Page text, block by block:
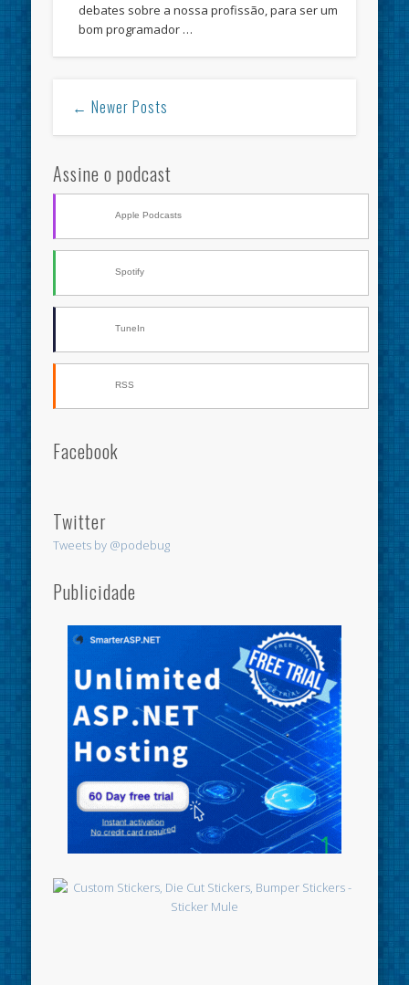
debates sobre a nossa profissão, para ser um
bom programador …
← Newer Posts
Assine o podcast
Apple Podcasts
Spotify
TuneIn
RSS
Facebook
Twitter
Tweets by @podebug
Publicidade